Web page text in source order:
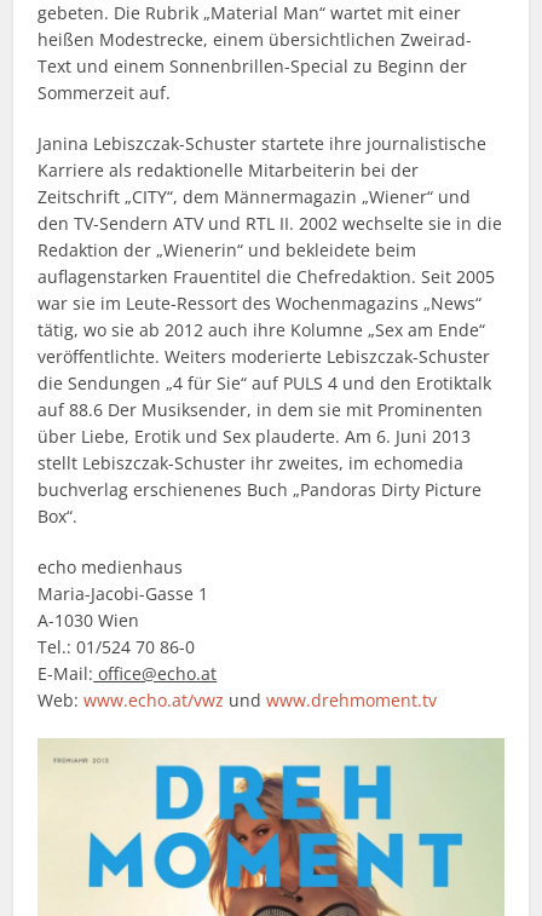
gebeten. Die Rubrik „Material Man“ wartet mit einer
heißen Modestrecke, einem übersichtlichen Zweirad-
Text und einem Sonnenbrillen-Special zu Beginn der
Sommerzeit auf.
Janina Lebiszczak-Schuster startete ihre journalistische
Karriere als redaktionelle Mitarbeiterin bei der
Zeitschrift „CITY“, dem Männermagazin „Wiener“ und
den TV-Sendern ATV und RTL II. 2002 wechselte sie in die
Redaktion der „Wienerin“ und bekleidete beim
auflagenstarken Frauentitel die Chefredaktion. Seit 2005
war sie im Leute-Ressort des Wochenmagazins „News“
tätig, wo sie ab 2012 auch ihre Kolumne „Sex am Ende“
veröffentlichte. Weiters moderierte Lebiszczak-Schuster
die Sendungen „4 für Sie“ auf PULS 4 und den Erotiktalk
auf 88.6 Der Musiksender, in dem sie mit Prominenten
über Liebe, Erotik und Sex plauderte. Am 6. Juni 2013
stellt Lebiszczak-Schuster ihr zweites, im echomedia
buchverlag erschienenes Buch „Pandoras Dirty Picture
Box“.
echo medienhaus
Maria-Jacobi-Gasse 1
A-1030 Wien
Tel.: 01/524 70 86-0
E-Mail: office@echo.at
Web:www.echo.at/vwz undwww.drehmoment.tv